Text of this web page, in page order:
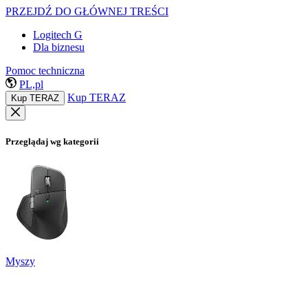
PRZEJDŹ DO GŁÓWNEJ TREŚCI
Logitech G
Dla biznesu
Pomoc techniczna
PL,pl
Kup TERAZ Kup TERAZ
Przeglądaj wg kategorii
Myszy